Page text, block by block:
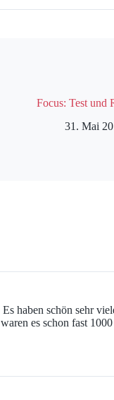
Focus: Test und
31. Mai
haben schön sehr
es schon fast